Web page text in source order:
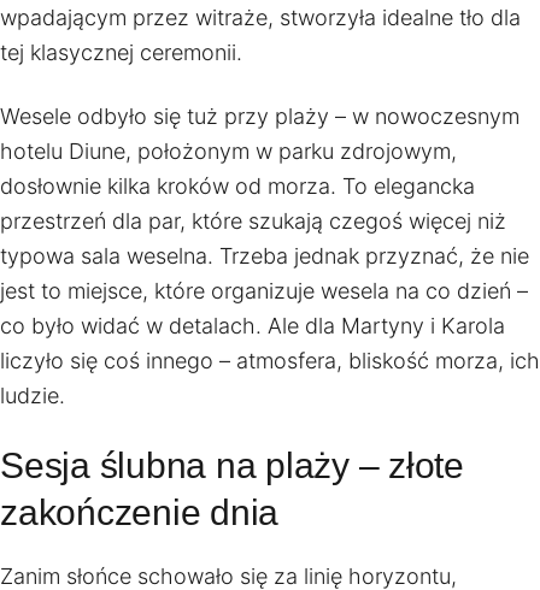
wpadającym przez witraże, stworzyła idealne tło dla
tej klasycznej ceremonii.
Wesele odbyło się tuż przy plaży – w nowoczesnym
hotelu Diune, położonym w parku zdrojowym,
dosłownie kilka kroków od morza. To elegancka
przestrzeń dla par, które szukają czegoś więcej niż
typowa sala weselna. Trzeba jednak przyznać, że nie
jest to miejsce, które organizuje wesela na co dzień –
co było widać w detalach. Ale dla Martyny i Karola
liczyło się coś innego – atmosfera, bliskość morza, ich
ludzie.
Sesja ślubna na plaży – złote
zakończenie dnia
Zanim słońce schowało się za linię horyzontu,